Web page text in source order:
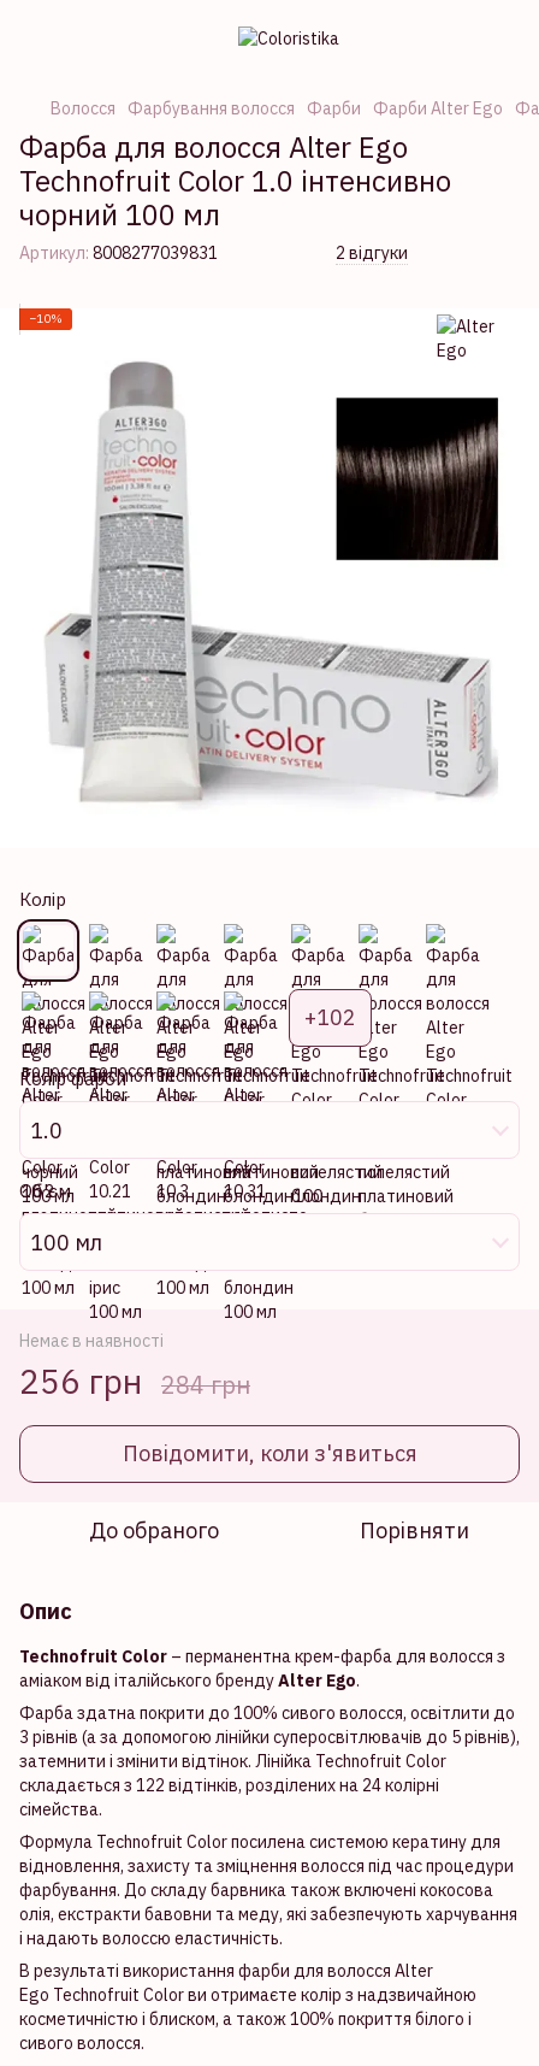
Волосся Фарбування волосся Фарби Фарби Alter Ego
Фарба для волосся Alter Ego
Technofruit Color 1.0 інтенсивно
чорний 100 мл
Артикул: 8008277039831 2 відгуки
−10%
Колір
+102
Колір фарби
1.0
Об'єм
100 мл
Немає в наявності
256 грн 284 грн
Повідомити, коли з'явиться
До обраного Порівняти
Опис
Technofruit Color – перманентна крем-фарба для волосся з
аміаком від італійського брендуAlter Ego.
Фарба здатна покрити до 100% сивого волосся, освітлити до
3 рівнів (а за допомогою лінійки суперосвітлювачів до 5 рівнів),
затемнити і змінити відтінок. Лінійка Technofruit Color
складається з 122 відтінків, розділених на 24 колірні
сімейства.
Формула Technofruit Color посилена системою кератину для
відновлення, захисту та зміцнення волосся під час процедури
фарбування. До складу барвника також включені кокосова
олія, екстракти бавовни та меду, які забезпечують харчування
і надають волоссю еластичність.
В результаті використання фарби для волосся Alter
Ego Technofruit Color ви отримаєте колір з надзвичайною
косметичністю і блиском, а також 100% покриття білого і
сивого волосся.